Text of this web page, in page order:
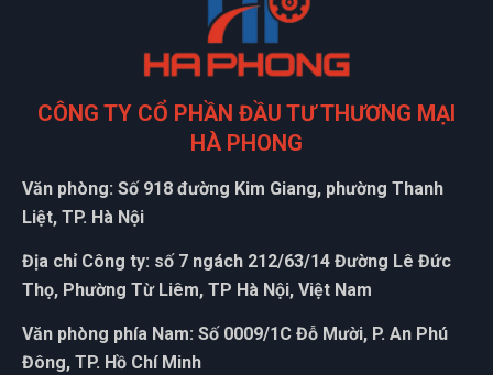
Nguyễn
(Đánh giá 1 năm trước)
Bên đây làm việc tận tâm, nhân viên nhiệt tình
(Đánh giá 1 năm trước)
ưng ý
CÔNG TY CỔ PHẦN ĐẦU TƯ THƯƠNG MẠI
HÀ PHONG
Văn phòng: Số 918 đường Kim Giang, phường Thanh
Liệt, TP. Hà Nội
Địa chỉ Công ty: số 7 ngách 212/63/14 Đường Lê Đức
Thọ, Phường Từ Liêm, TP Hà Nội, Việt Nam
Văn phòng phía Nam: Số 0009/1C Đỗ Mười, P. An Phú
Đông, TP. Hồ Chí Minh